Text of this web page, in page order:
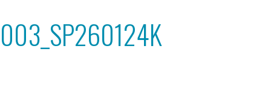
003_SP260124K